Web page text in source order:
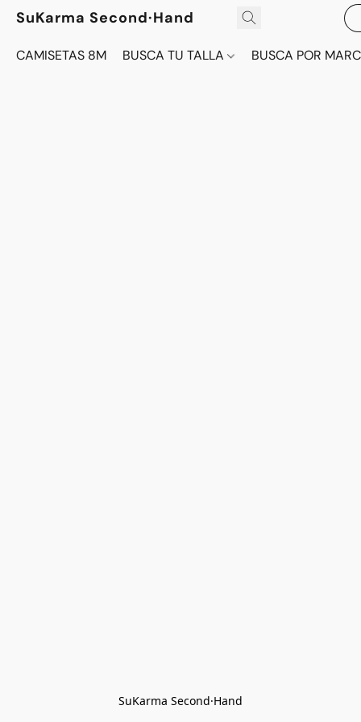
SuKarma Second·Hand
CAMISETAS 8M BUSCA TU TALLA BUSCA POR
SuKarma Second·Hand